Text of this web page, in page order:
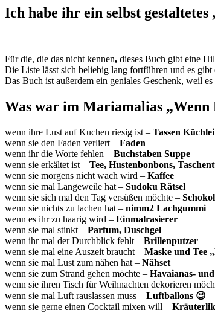
Ich habe ihr ein selbst gestaltetes
Für die, die das nicht kennen, dieses Buch gibt eine
Die Liste lässt sich beliebig lang fortführen und es
Das Buch ist außerdem ein geniales Geschenk, weil
Was war im Mariamalias „Wenn
wenn ihre Lust auf Kuchen riesig ist – Tassen
wenn sie den Faden verliert – Faden
wenn ihr die Worte fehlen – Buchstaben Suppe
wenn sie erkältet ist – Tee, Hustenbonbons,
wenn sie morgens nicht wach wird – Kaffee
wenn sie mal Langeweile hat – Sudoku Rätsel
wenn sie sich mal den Tag versüßen möchte –
wenn sie nichts zu lachen hat – nimm2 Lachgummi
wenn es ihr zu haarig wird – Einmalrasierer
wenn sie mal stinkt – Parfum, Duschgel
wenn ihr mal der Durchblick fehlt – Brillenputzer
wenn sie mal eine Auszeit braucht – Maske und Tee
wenn sie mal Lust zum nähen hat – Nähset
wenn sie zum Strand gehen möchte – Havaianas-
wenn sie ihren Tisch für Weihnachten dekorieren
wenn sie mal Luft rauslassen muss – Luftballons 😉
wenn sie gerne einen Cocktail mixen will –